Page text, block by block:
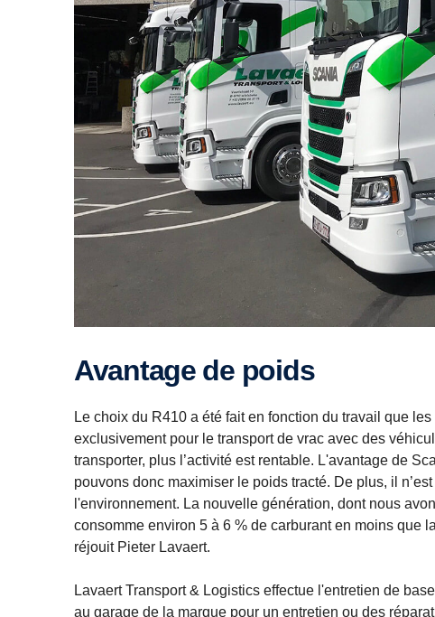
Avantage de poids
Le choix du R410 a été fait en fonction du travail que
exclusivement pour le transport de vrac avec des
transporter, plus l’activité est rentable. L'avantage de
pouvons donc maximiser le poids tracté. De plus, il
l'environnement. La nouvelle génération, dont nous
consomme environ 5 à 6 % de carburant en moins que
réjouit Pieter Lavaert.
Lavaert Transport & Logistics effectue l'entretien de
au garage de la marque pour un entretien ou des